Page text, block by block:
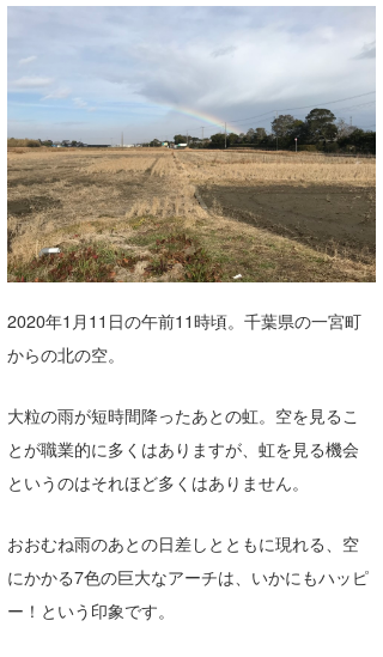
2020年1月11日の午前11時頃。千葉県の一宮町
からの北の空。
大粒の雨が短時間降ったあとの虹。空を見るこ
とが職業的に多くはありますが、虹を見る機会
というのはそれほど多くはありません。
おおむね雨のあとの日差しとともに現れる、空
にかかる7色の巨大なアーチは、いかにもハッピ
ー！という印象です。
伊豆
千葉南
大阪
四国
沖縄
ルール＆How to
VOTE!
サーファーズ
ライター/寄稿メディア
Core Surf Japan
メディア